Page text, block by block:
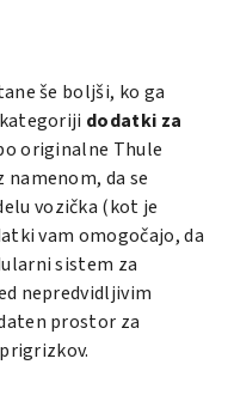
še boljši, ko ga
dodatki za
originalne Thule
da se
vozička (kot je
vam omogočajo, da
sistem za
nepredvidljivim
prostor za